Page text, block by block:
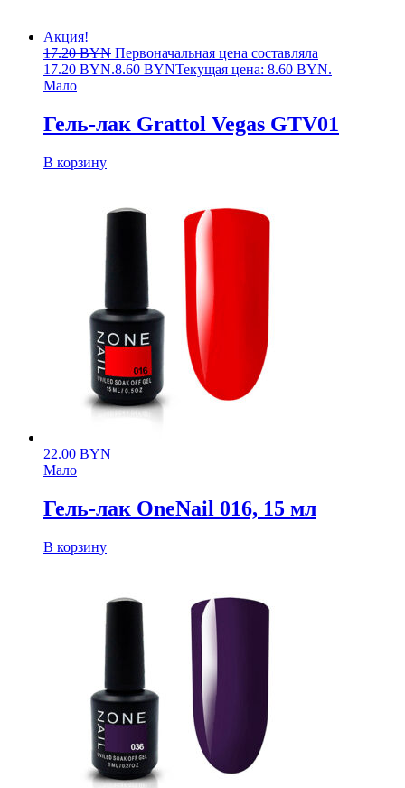
Акция!
17.20BYN Первоначальная цена составляла
17.20 BYN.8.60 BYNТекущая цена: 8.60 BYN.
Мало
Гель-лак Grattol Vegas GTV01
В корзину
22.00 BYN
Мало
Гель-лак OneNail 016, 15 мл
В корзину